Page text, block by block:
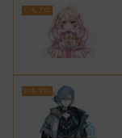
いちプロ
いちプロ